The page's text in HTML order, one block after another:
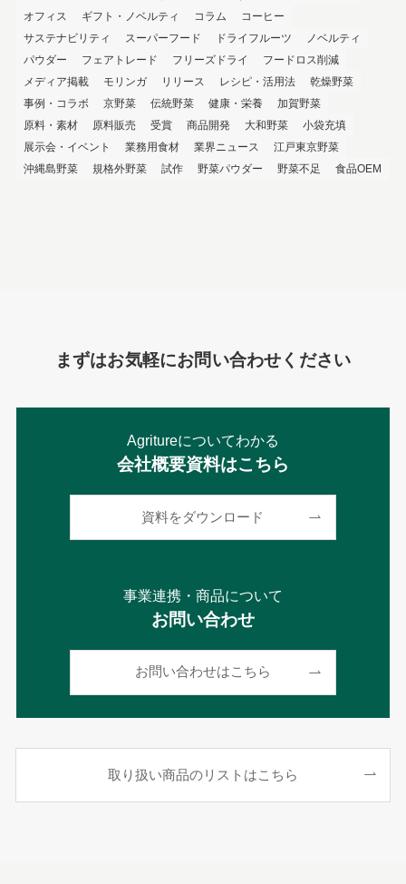
オフィス
ギフト・ノベルティ コラム
コーヒー
サステナビリティ
スーパーフード ドライフルーツ
ノベルティ
パウダー
フェアトレード フリーズドライ
フードロス削減
メディア掲載
モリンガ リリース レシピ・活用法
乾燥野菜
事例・コラボ
京野菜 伝統野菜 健康・栄養
加賀野菜
原料・素材
原料販売 受賞 商品開発 大和野菜
小袋充填
展示会・イベント
業務用食材 業界ニュース
江戸東京野菜
沖縄島野菜
規格外野菜 試作 野菜パウダー 野菜不足 食品OEM
まずはお気軽にお問い合わせください
Agritureについてわかる
会社概要資料はこちら
資料をダウンロード
事業連携・商品について
お問い合わせ
お問い合わせはこちら
取り扱い商品のリストはこちら